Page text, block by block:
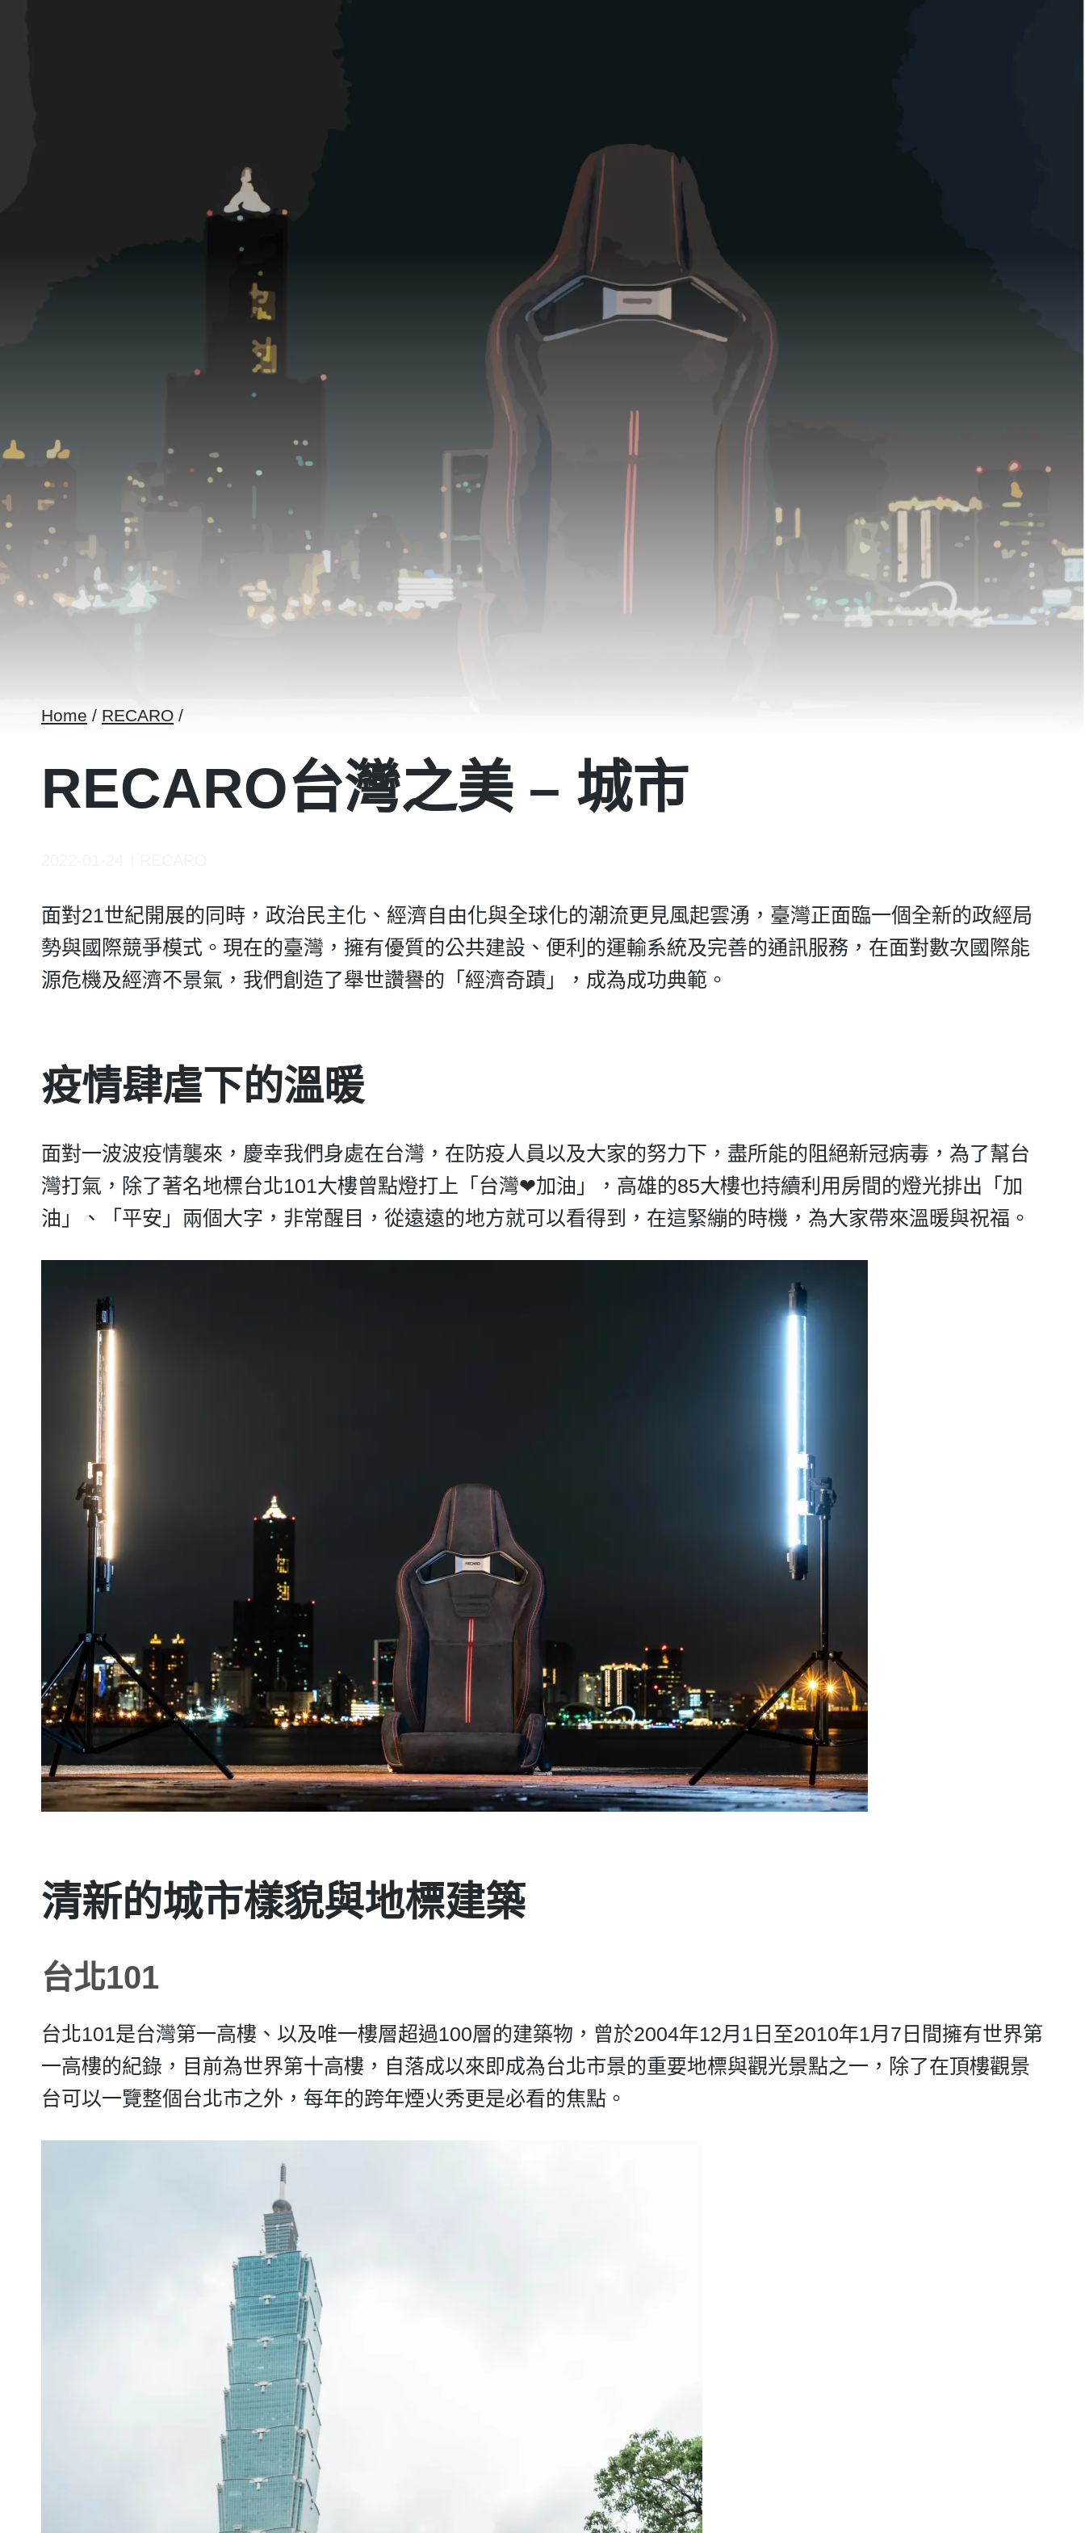
Home / RECARO /
RECARO台灣之美 – 城市
面對21世紀開展的同時，政治民主化、經濟自由化與全球化的潮流更見風起雲湧，臺灣正面臨一個全新的政經局
勢與國際競爭模式。現在的臺灣，擁有優質的公共建設、便利的運輸系統及完善的通訊服務，在面對數次國際能
源危機及經濟不景氣，我們創造了舉世讚譽的「經濟奇蹟」，成為成功典範。
疫情肆虐下的溫暖
面對一波波疫情襲來，慶幸我們身處在台灣，在防疫人員以及大家的努力下，盡所能的阻絕新冠病毒，為了幫台
灣打氣，除了著名地標台北101大樓曾點燈打上「台灣❤加油」，高雄的85大樓也持續利用房間的燈光排出「加
油」、「平安」兩個大字，非常醒目，從遠遠的地方就可以看得到，在這緊繃的時機，為大家帶來溫暖與祝福。
清新的城市樣貌與地標建築
台北101
台北101是台灣第一高樓、以及唯一樓層超過100層的建築物，曾於2004年12月1日至2010年1月7日間擁有世界第
一高樓的紀錄，目前為世界第十高樓，自落成以來即成為台北市景的重要地標與觀光景點之一，除了在頂樓觀景
台可以一覽整個台北市之外，每年的跨年煙火秀更是必看的焦點。